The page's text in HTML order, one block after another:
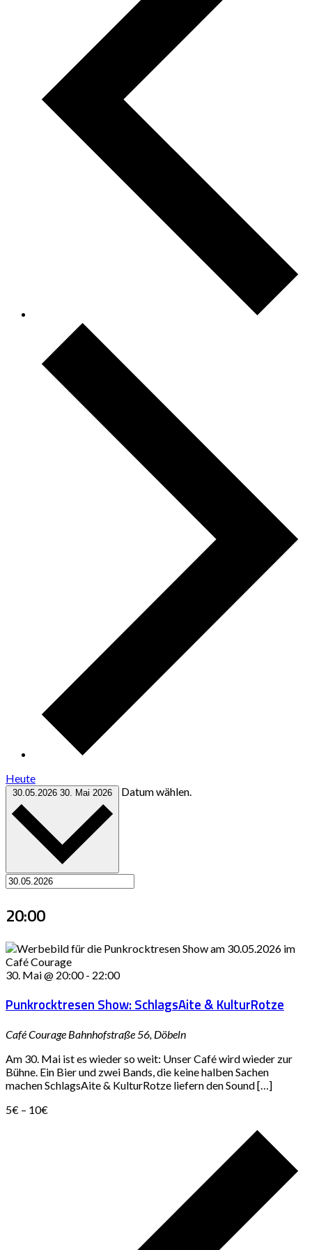
Heute
30.05.2026 30. Mai 2026 Datum wählen.
20:00
30. Mai @ 20:00- 22:00
Punkrocktresen Show: SchlagsAite & KulturRotze
Café Courage Bahnhofstraße 56, Döbeln
Am 30. Mai ist es wieder so weit: Unser Café wird wieder zur
Bühne. Ein Bier und zwei Bands, die keine halben Sachen
machen SchlagsAite & KulturRotze liefern den Sound […]
5€ – 10€